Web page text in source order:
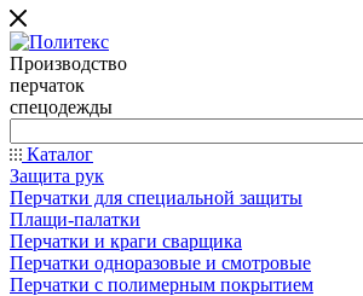
Производство
перчаток
спецодежды
Каталог
Защита рук
Перчатки для специальной защиты
Плащи-палатки
Перчатки и краги сварщика
Перчатки одноразовые и смотровые
Перчатки с полимерным покрытием